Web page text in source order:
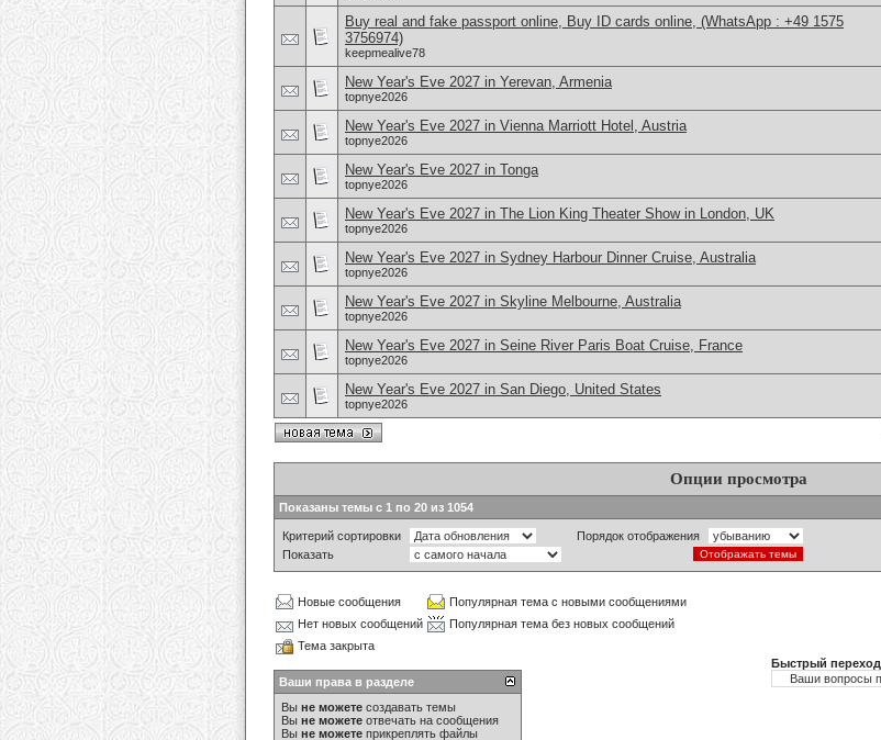
Buy real and fake passport online, Buy ID cards online, (WhatsApp : +49 1575
3756974)
keepmealive78
New Year's Eve 2027 in Yerevan, Armenia
topnye2026
New Year's Eve 2027 in Vienna Marriott Hotel, Austria
topnye2026
New Year's Eve 2027 in Tonga
topnye2026
New Year's Eve 2027 in The Lion King Theater Show in London, UK
topnye2026
New Year's Eve 2027 in Sydney Harbour Dinner Cruise, Australia
topnye2026
New Year's Eve 2027 in Skyline Melbourne, Australia
topnye2026
New Year's Eve 2027 in Seine River Paris Boat Cruise, France
topnye2026
New Year's Eve 2027 in San Diego, United States
topnye2026
Опции просмотра
Показаны темы с 1 по 20 из 1054
Критерий сортировки
Порядок отображения
Показать
Новые сообщения
Популярная тема с новыми сообщениями
Нет новых сообщений
Популярная тема без новых сообщений
Тема закрыта
Ваши права в разделе
Вы не можете создавать темы
Вы не можете отвечать на сообщения
Вы не можете прикреплять файлы
Быстрый переход